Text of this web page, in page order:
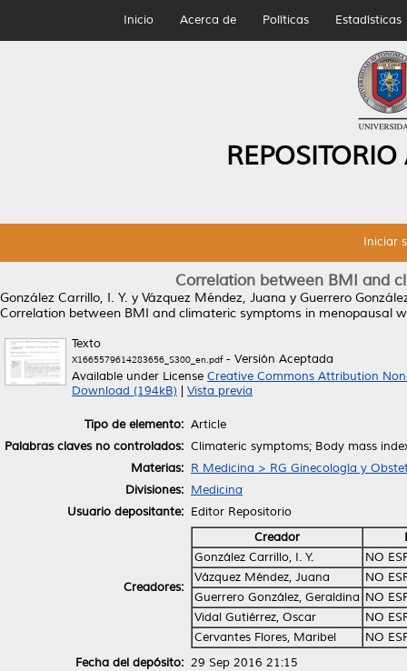
Inicio Acerca de Políticas Estadísticas
Iniciar
Correlation between BMI and
González Carrillo, I. Y. y Vázquez Méndez, Juana y Guerrero
Correlation between BMI and climateric symptoms in menopausal
Texto
X1665579614283656_S300_en.pdf- Versión Aceptada
Available under License Creative Commons Attribution
Download (194kB)
Vista previa
Tipo de elemento: Article
Palabras claves no controlados: Climateric symptoms; Body mass
Materias: R Medicina > RG Ginecología y
Divisiones: Medicina
Usuario depositante: Editor Repositorio
Creadores:
Creador
González Carrillo, I. Y.
NO
Vázquez Méndez, Juana
NO
Guerrero González, Geraldina NO
Vidal Gutiérrez, Oscar
NO
Cervantes Flores, Maribel
NO
Fecha del depósito: 29 Sep 2016 21:15